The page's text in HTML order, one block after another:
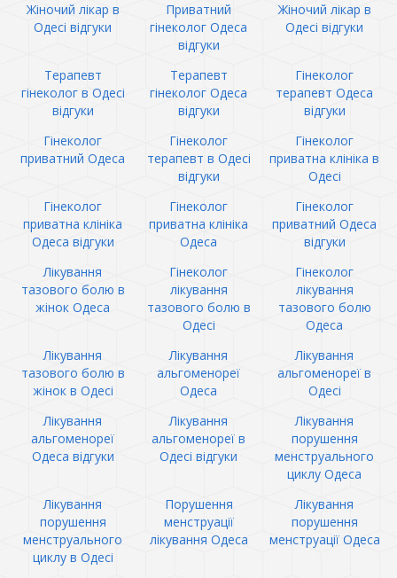
Жіночий лікар в
Одесі відгуки
Приватний
гінеколог Одеса
відгуки
Жіночий лікар в
Одесі відгуки
Терапевт
гінеколог в Одесі
відгуки
Терапевт
гінеколог Одеса
відгуки
Гінеколог
терапевт Одеса
відгуки
Гінеколог
приватний Одеса
Гінеколог
терапевт в Одесі
відгуки
Гінеколог
приватна клініка в
Одесі
Гінеколог
приватна клініка
Одеса відгуки
Гінеколог
приватна клініка
Одеса
Гінеколог
приватний Одеса
відгуки
Лікування
тазового болю в
жінок Одеса
Гінеколог
лікування
тазового болю в
Одесі
Гінеколог
лікування
тазового болю
Одеса
Лікування
тазового болю в
жінок в Одесі
Лікування
альгоменореї
Одеса
Лікування
альгоменореї в
Одесі
Лікування
альгоменореї
Одеса відгуки
Лікування
альгоменореї в
Одесі відгуки
Лікування
порушення
менструального
циклу Одеса
Лікування
порушення
менструального
циклу в Одесі
Порушення
менструації
лікування Одеса
Лікування
порушення
менструації Одеса